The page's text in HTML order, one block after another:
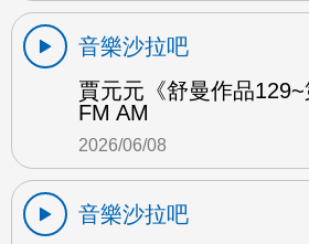
音樂沙拉吧
賈元元《舒曼作品129~
FM AM
2026/06/08
音樂沙拉吧